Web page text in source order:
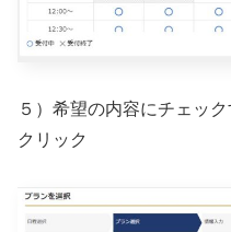
５）希望の内容にチェッ
クリック